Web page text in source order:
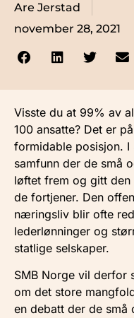
Are Jerstad
november 28, 2021
Visste du at 99% av
100 ansatte? Det er
formidable posisjon.
samfunn der de små
løftet frem og gitt den
de fortjener. Den
næringsliv blir ofte
lederlønninger og
statlige selskaper.
SMB Norge vil derfor
om det store
en debatt der de små